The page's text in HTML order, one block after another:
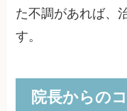
た不調があれば、
す。
院長からの